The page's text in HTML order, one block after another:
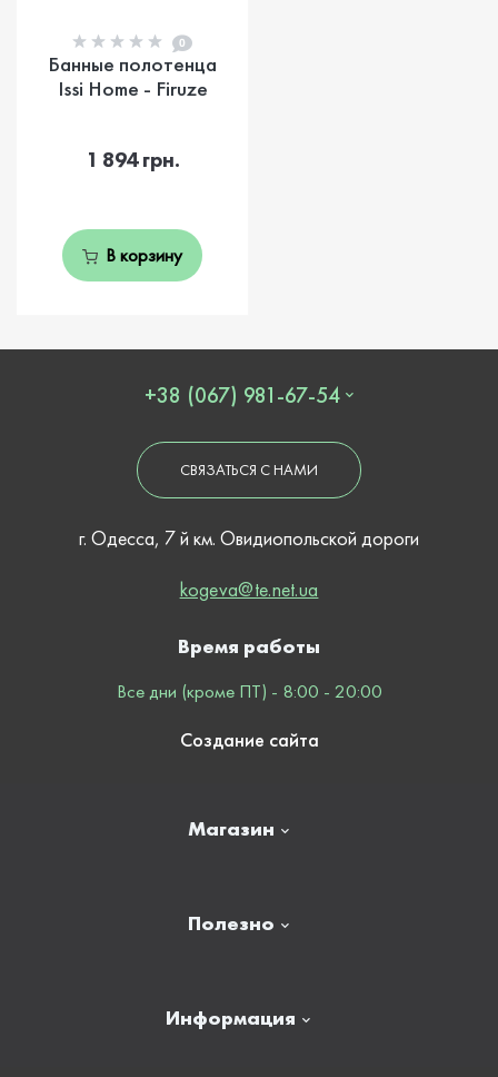
0
Банные полотенца
Issi Home - Firuze
1 894 грн.
В корзину
+38 (067) 981-67-54
СВЯЗАТЬСЯ С НАМИ
г. Одесса, 7 й км. Овидиопольской дороги
kogeva@te.net.ua
Магазин
Полезно
Информация
Время работы
Все дни (кроме ПТ) - 8:00 - 20:00
Создание сайта